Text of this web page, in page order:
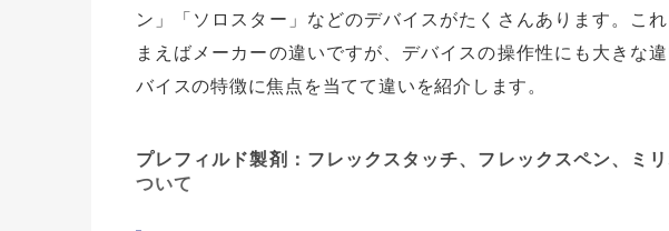
ン」「ソロスター」などのデバイスがたくさんあります。こ
まえばメーカーの違いですが、デバイスの操作性にも大きな
バイスの特徴に焦点を当てて違いを紹介します。
プレフィルド製剤：フレックスタッチ、フレックスペン、ミ
ついて